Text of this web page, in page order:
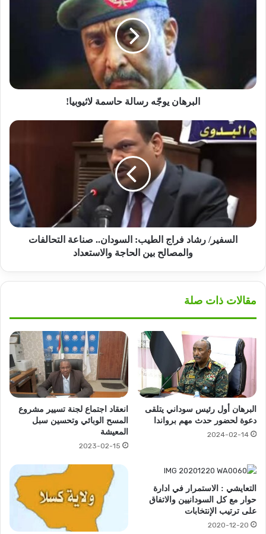
البرهان يوجّه رسالة حاسمة لاثيوبيا!
السفير/
رشاد
التحالفات
والمصالح
بين
الحاجةالسفير/ رشاد فراج الطيب: السودان.. صناعة التحالفات
والمصالح بين الحاجة والاستعداد
مقالات ذات صلة
البرهان أول رئيس سوداني يتلقى
دعوة لحضور حدث مهم برواندا
2024-02-14
انعقاد اجتماع لجنة تسيير مشروع
المسح الوبائي وتحسين سبل
المعيشة
2023-02-15
التعايشي : الاستمرار في ادارة
حوار مع كل السودانيين والاتفاق
على ترتيب الإنتخابات
2020-12-20